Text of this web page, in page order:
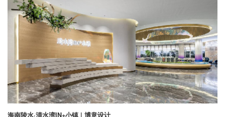
海南陵水·清水湾IN+小镇 | 博意设计